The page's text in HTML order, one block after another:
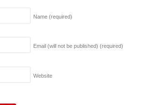
Name (required)
Email (will not be published) (required)
Website